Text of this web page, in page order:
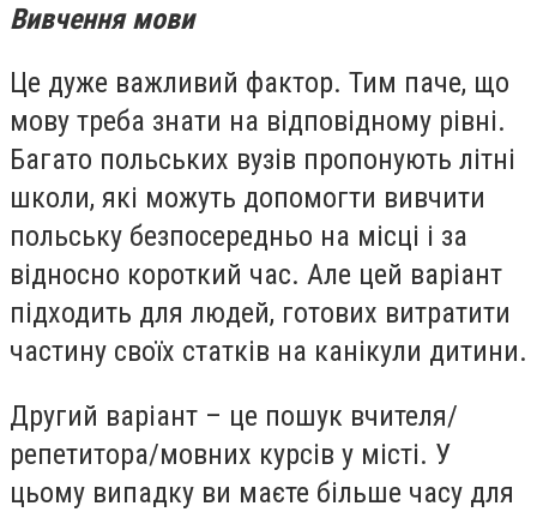
Вивчення мови
Це дуже важливий фактор. Тим паче, що
мову треба знати на відповідному рівні.
Багато польських вузів пропонують літні
школи, які можуть допомогти вивчити
польську безпосередньо на місці і за
відносно короткий час. Але цей варіант
підходить для людей, готових витратити
частину своїх статків на канікули дитини.
Другий варіант – це пошук вчителя/
репетитора/мовних курсів у місті. У
цьому випадку ви маєте більше часу для